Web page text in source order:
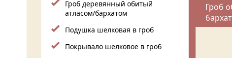
Гроб деревянный обитый
атласом/бархатом
Подушка шелковая в гроб
Покрывало шелковое в гроб
Гроб